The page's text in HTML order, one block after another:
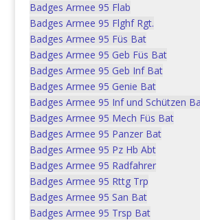
Badges Armee 95 Flab
Badges Armee 95 Flghf Rgt.
Badges Armee 95 Füs Bat
Badges Armee 95 Geb Füs Bat
Badges Armee 95 Geb Inf Bat
Badges Armee 95 Genie Bat
Badges Armee 95 Inf und Schützen
Badges Armee 95 Mech Füs Bat
Badges Armee 95 Panzer Bat
Badges Armee 95 Pz Hb Abt
Badges Armee 95 Radfahrer
Badges Armee 95 Rttg Trp
Badges Armee 95 San Bat
Badges Armee 95 Trsp Bat
Offizieller Badge AIR
CHF9.00 In den Warenkorb
Festungswachtkorps
Tenue A
CHF5.00 In den Warenkorb